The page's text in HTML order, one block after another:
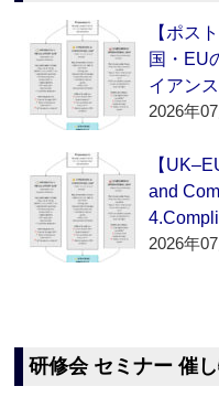
【ポス
国・EU
イアン
2026年
【
and
2026年
研修会 セミナー 催